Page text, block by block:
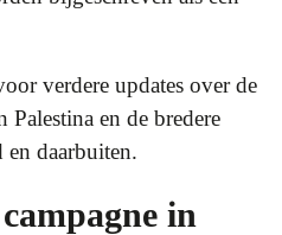
verdere updates over de
Palestina en de bredere
daarbuiten.
in